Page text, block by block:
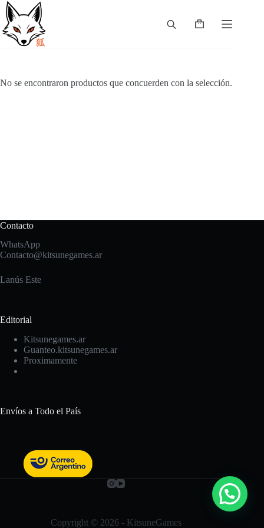
Skip
to
content
Shopping
No se encontraron productos que concuerden con la selección.
Contacto
WhatsApp
Contacto@kitsunegames.ar
Lanús Este
Editorial
Kitsunegames.ar
Guanteo.kitsunegames.ar
Proximamente
Envíos a Todo el País
Copyright © 2026 - KitsuneGames